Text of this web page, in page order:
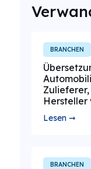
BRANCHEN
Hersteller
Lesen ➞
BRANCHEN